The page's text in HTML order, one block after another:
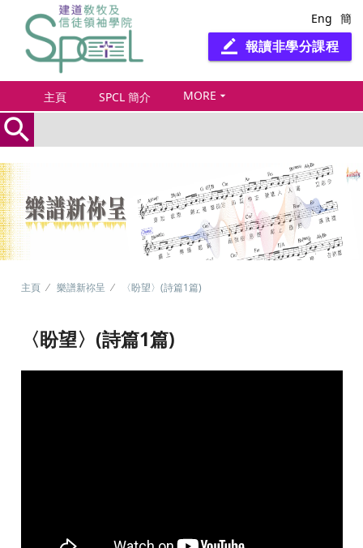
Eng 簡
border_color 報讀非學分課程
主頁 SPCL 簡介 MORE arrow_drop_down
search
主頁 樂譜新祢呈 〈盼望〉(詩篇1篇)
〈盼望〉(詩篇1篇)